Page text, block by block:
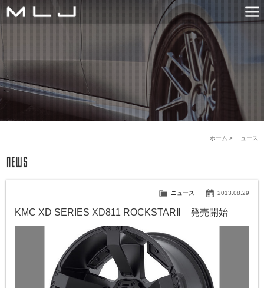
MLJ / Lexani(レクサーニ
PRODUCTS
GALLERY
SNS
NEWS
COMPANY
HISTORY
CONTACT US
LINK
ニュース
ホーム >
2013.08.29
ニュース
KMC XD SERIES XD811 ROCKSTARⅡ 発売開始